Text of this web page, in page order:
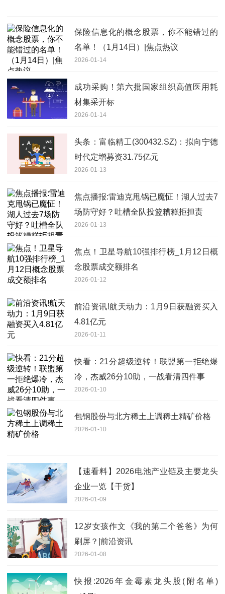
保险信息化的概念股票，你不能错过的
名单！（1月14日）|焦点热议
2026-01-14
成功采购！第六批国家组织高值医用耗
材集采开标
2026-01-14
头条：富临精工(300432.SZ)：拟向宁德
时代定增募资31.75亿元
2026-01-13
焦点播报:雷迪克甩锅已魔怔！湖人过去7
场防守好？吐槽全队投篮糟糕拒担责
2026-01-13
焦点！卫星导航10强排行榜_1月12日概
念股票成交额排名
2026-01-12
前沿资讯!航天动力：1月9日获融资买入
4.81亿元
2026-01-11
快看：21分超级逆转！联盟第一拒绝爆
冷，杰威26分10助，一战看清四件事
2026-01-10
包钢股份与北方稀土上调稀土精矿价格
2026-01-10
【速看料】2026电池产业链及主要龙头
企业一览【干货】
2026-01-09
12岁女孩作文《我的第二个爸爸》为何
刷屏？|前沿资讯
2026-01-08
快报:2026年金霉素龙头股(附名单)